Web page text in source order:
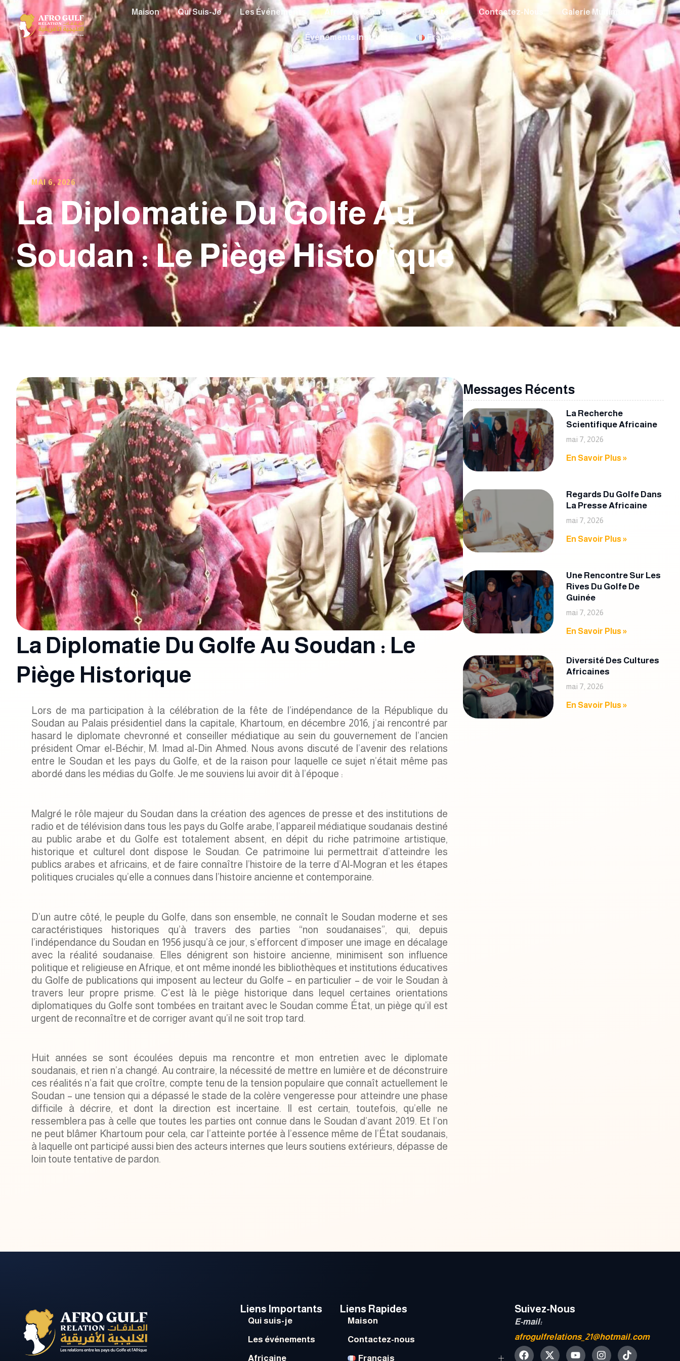
Maison Qui Suis-Je Les Événements Africaine Caractères Poste Contactez-Nous Galerie Multimédia
Événements Instructifs Français
MAI 6, 2026
La Diplomatie Du Golfe Au
Soudan : Le Piège Historique
La Diplomatie Du Golfe Au Soudan : Le
Piège Historique
Lors de ma participation à la célébration de la fête de l’indépendance de la République du
Soudan au Palais présidentiel dans la capitale, Khartoum, en décembre 2016, j’ai rencontré par
hasard le diplomate chevronné et conseiller médiatique au sein du gouvernement de l’ancien
président Omar el-Béchir, M. Imad al-Din Ahmed. Nous avons discuté de l’avenir des relations
entre le Soudan et les pays du Golfe, et de la raison pour laquelle ce sujet n’était même pas
abordé dans les médias du Golfe. Je me souviens lui avoir dit à l’époque :
Malgré le rôle majeur du Soudan dans la création des agences de presse et des institutions de
radio et de télévision dans tous les pays du Golfe arabe, l’appareil médiatique soudanais destiné
au public arabe et du Golfe est totalement absent, en dépit du riche patrimoine artistique,
historique et culturel dont dispose le Soudan. Ce patrimoine lui permettrait d’atteindre les
publics arabes et africains, et de faire connaître l’histoire de la terre d’Al-Mogran et les étapes
politiques cruciales qu’elle a connues dans l’histoire ancienne et contemporaine.
D’un autre côté, le peuple du Golfe, dans son ensemble, ne connaît le Soudan moderne et ses
caractéristiques historiques qu’à travers des parties “non soudanaises”, qui, depuis
l’indépendance du Soudan en 1956 jusqu’à ce jour, s’efforcent d’imposer une image en décalage
avec la réalité soudanaise. Elles dénigrent son histoire ancienne, minimisent son influence
politique et religieuse en Afrique, et ont même inondé les bibliothèques et institutions éducatives
du Golfe de publications qui imposent au lecteur du Golfe – en particulier – de voir le Soudan à
travers leur propre prisme. C’est là le piège historique dans lequel certaines orientations
diplomatiques du Golfe sont tombées en traitant avec le Soudan comme État, un piège qu’il est
urgent de reconnaître et de corriger avant qu’il ne soit trop tard.
Huit années se sont écoulées depuis ma rencontre et mon entretien avec le diplomate
soudanais, et rien n’a changé. Au contraire, la nécessité de mettre en lumière et de déconstruire
ces réalités n’a fait que croître, compte tenu de la tension populaire que connaît actuellement le
Soudan – une tension qui a dépassé le stade de la colère vengeresse pour atteindre une phase
difficile à décrire, et dont la direction est incertaine. Il est certain, toutefois, qu’elle ne
ressemblera pas à celle que toutes les parties ont connue dans le Soudan d’avant 2019. Et l’on
ne peut blâmer Khartoum pour cela, car l’atteinte portée à l’essence même de l’État soudanais,
à laquelle ont participé aussi bien des acteurs internes que leurs soutiens extérieurs, dépasse de
loin toute tentative de pardon.
Messages Récents
La Recherche
Scientifique Africaine
mai 7, 2026
En Savoir Plus »
Regards Du Golfe Dans
La Presse Africaine
mai 7, 2026
En Savoir Plus »
Une Rencontre Sur Les
Rives Du Golfe De
Guinée
mai 7, 2026
En Savoir Plus »
Diversité Des Cultures
Africaines
mai 7, 2026
En Savoir Plus »
Liens Importants
Qui suis-je
Les événements
Africaine
Liens Rapides
Maison
Contactez-nous
Français
Suivez-Nous
E-mail:
afrogulfrelations_21@hotmail.com